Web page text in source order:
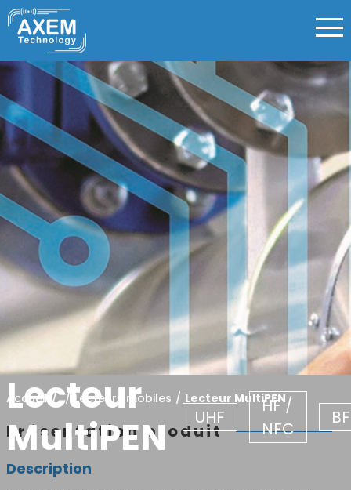
Accueil / / Lecteurs mobiles / Lecteur MultiPEN
Lecteur
MultiPEN
UHF
HF /
NFC
BF
Présentation produit
Description